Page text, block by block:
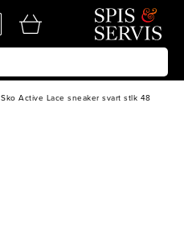
Sko Active Lace sneaker svart stlk 48